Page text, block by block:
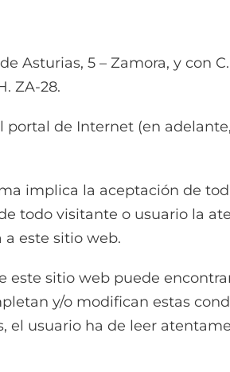
Asturias, 5 – Zamora, y con
ZA-28.
de Internet (en
implica la aceptación de
todo visitante o usuario la
a este sitio web.
este sitio web puede
y/o modifican estas
el usuario ha de leer